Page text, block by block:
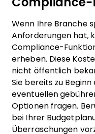
Wenn Ihre Branche
Anforderungen hat,
Compliance-
erheben. Diese
nicht öffentlich
Sie bereits zu
eventuellen
Optionen fragen.
bei Ihrer
Überraschungen